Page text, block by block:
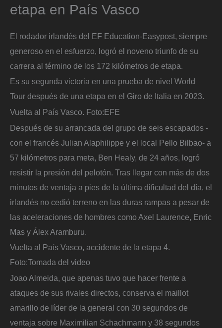
etapa en País Vasco
El rodador irlandés del EF Education-Easypost, siempre
generoso en el esfuerzo, logró el noveno triunfo de su
carrera al término de los 172 kilómetros de etapa.
Es su segunda victoria en una prueba de nivel World
Tour después de una etapa en el Giro de Italia en 2023.
Vuelta al País Vasco. Foto:EFE
Después de su arrancada del grupo de seis escapados -
con el francés Julian Alaphilippe y el local Pello Bilbao- a
57 kilómetros para meta, Ben Healy, de 24 años, logró
resistir la presión del pelotón. Tras llegar con más de dos
minutos de ventaja a pies de la última dificultad del día, el
irlandés no cedió terreno en las duras rampas a pesar de
las aceleraciones de hombres como Axel Laurence, Enric
Mas y Álex Aramburu.
Vuelta al País Vasco, accidente de la etapa 4.
Foto:Tomada del video
Joao Almeida, que apenas tuvo que hacer frente a
ataques de sus rivales directos, conserva el maillot
amarillo de líder de la general con 30 segundos de
ventaja sobre Maximilian Schachmann y 38 segundos